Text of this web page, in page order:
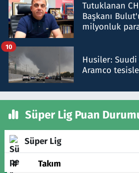
Tutuklanan
Başkanı
milyonluk
Husiler: Suudi
Aramco
10
Süper Lig Puan
Süper Lig
# Takım